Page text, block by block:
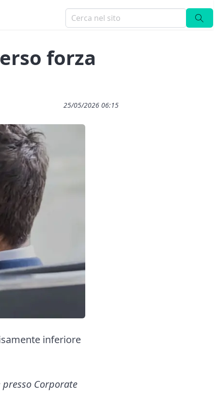
forza
25/05/2026 06:15
inferiore
Corporate